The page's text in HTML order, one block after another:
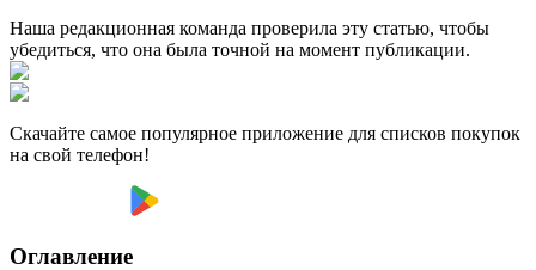
Наша редакционная команда проверила эту статью, чтобы
убедиться, что она была точной на момент публикации.
Скачайте самое популярное приложение для списков покупок
на свой телефон!
Оглавление